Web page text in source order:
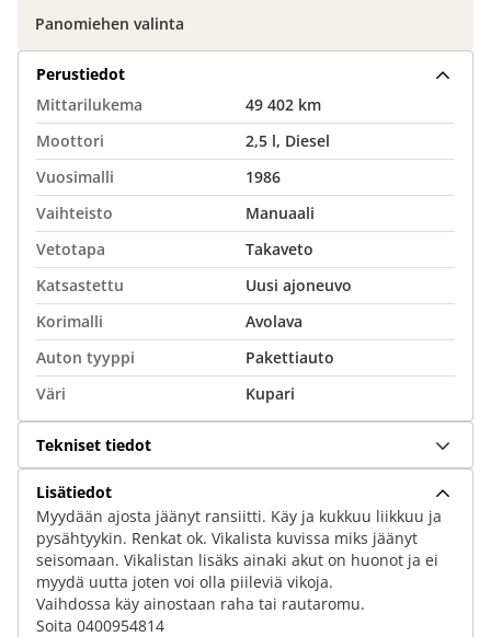
Panomiehen valinta
Perustiedot
Mittarilukema
49 402 km
Moottori
2,5 l, Diesel
Vuosimalli
1986
Vaihteisto
Manuaali
Vetotapa
Takaveto
Katsastettu
Uusi ajoneuvo
Korimalli
Avolava
Auton tyyppi
Pakettiauto
Väri
Kupari
Tekniset tiedot
Lisätiedot
Myydään ajosta jäänyt ransiitti. Käy ja kukkuu liikkuu ja
pysähtyykin. Renkat ok. Vikalista kuvissa miks jäänyt
seisomaan. Vikalistan lisäks ainaki akut on huonot ja ei
myydä uutta joten voi olla piileviä vikoja.
Vaihdossa käy ainostaan raha tai rautaromu.
Soita 0400954814